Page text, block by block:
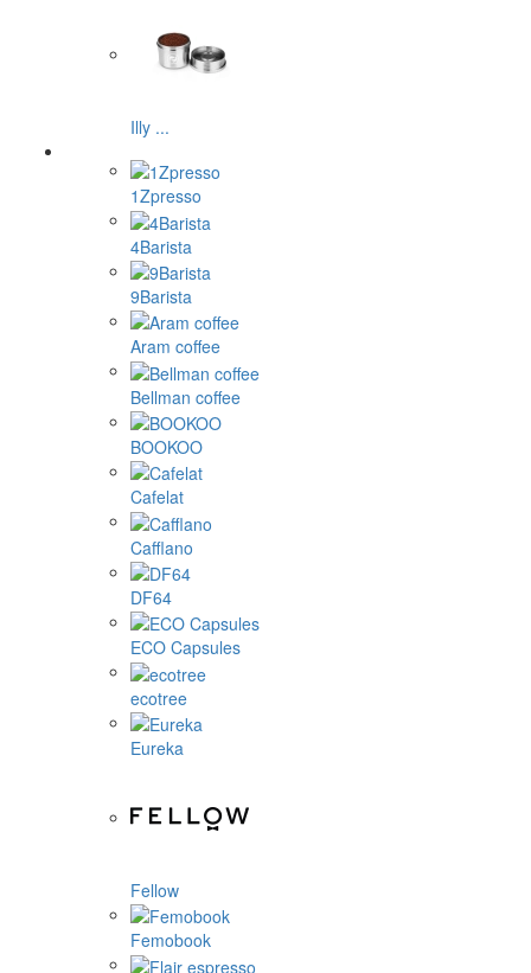
Illy ...
1Zpresso
4Barista
9Barista
Aram coffee
Bellman coffee
BOOKOO
Cafelat
Cafflano
DF64
ECO Capsules
ecotree
Eureka
Fellow
Femobook